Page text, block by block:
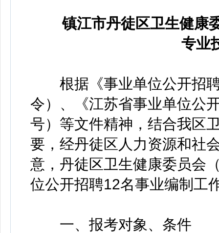
镇江市丹徒区卫生健康
专业
根据《事业单位公开招聘
令）、《江苏省事业单位公
号）等文件精神，结合我区
要，经丹徒区人力资源和社
意，丹徒区卫生健康委员会
位公开招聘12名事业编制工
一、报考对象、条件